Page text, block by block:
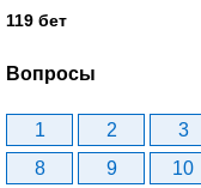
119 бет
Вопросы
1 2 3
8
9 10